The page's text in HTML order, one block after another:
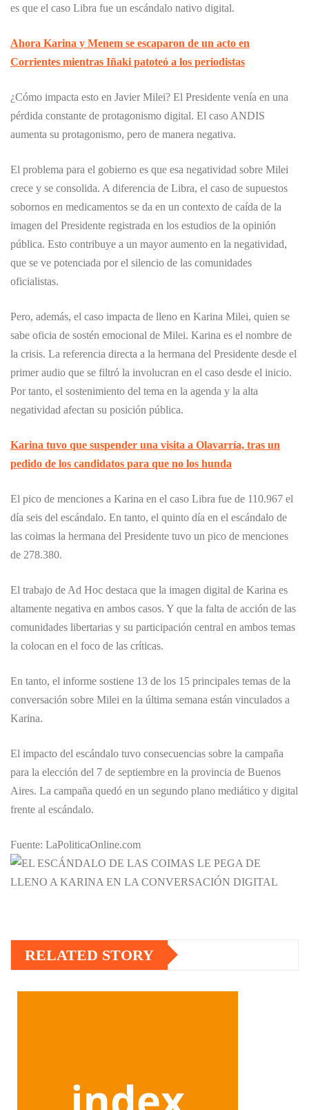
es que el caso Libra fue un escándalo nativo digital.
Ahora Karina y Menem se escaparon de un acto en
Corrientes mientras Iñaki patoteó a los periodistas
¿Cómo impacta esto en Javier Milei? El Presidente venía en una
pérdida constante de protagonismo digital. El caso ANDIS
aumenta su protagonismo, pero de manera negativa.
El problema para el gobierno es que esa negatividad sobre Milei
crece y se consolida. A diferencia de Libra, el caso de supuestos
sobornos en medicamentos se da en un contexto de caída de la
imagen del Presidente registrada en los estudios de la opinión
pública. Esto contribuye a un mayor aumento en la negatividad,
que se ve potenciada por el silencio de las comunidades
oficialistas.
Pero, además, el caso impacta de lleno en Karina Milei, quien se
sabe oficia de sostén emocional de Milei. Karina es el nombre de
la crisis. La referencia directa a la hermana del Presidente desde el
primer audio que se filtró la involucran en el caso desde el inicio.
Por tanto, el sostenimiento del tema en la agenda y la alta
negatividad afectan su posición pública.
Karina tuvo que suspender una visita a Olavarría, tras un
pedido de los candidatos para que no los hunda
El pico de menciones a Karina en el caso Libra fue de 110.967 el
día seis del escándalo. En tanto, el quinto día en el escándalo de
las coimas la hermana del Presidente tuvo un pico de menciones
de 278.380.
El trabajo de Ad Hoc destaca que la imagen digital de Karina es
altamente negativa en ambos casos. Y que la falta de acción de las
comunidades libertarias y su participación central en ambos temas
la colocan en el foco de las críticas.
En tanto, el informe sostiene 13 de los 15 principales temas de la
conversación sobre Milei en la última semana están vinculados a
Karina.
El impacto del escándalo tuvo consecuencias sobre la campaña
para la elección del 7 de septiembre en la provincia de Buenos
Aires. La campaña quedó en un segundo plano mediático y digital
frente al escándalo.
Fuente: LaPoliticaOnline.com
RELATED STORY